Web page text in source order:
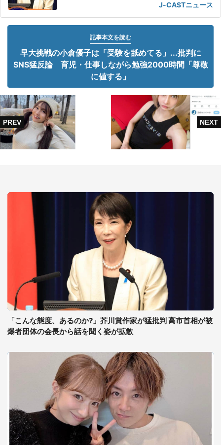
J-CASTニュース
記事本文を読む
早大挑戦の小倉優子は「受験を舐めてる」...批判に
SNS猛反論 育児・仕事しながら勉強2000時間「尊敬
に値する」
「こんな態度、あるのか?」芥川賞作家が猛批判 高市首相が被
爆者団体の会長から話を聞く姿が拡散